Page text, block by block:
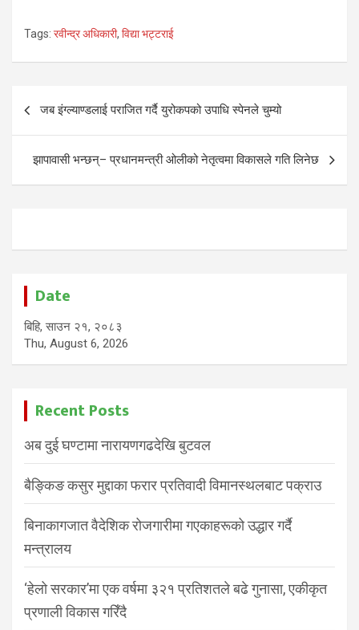
Tags: रवीन्द्र अधिकारी, विद्या भट्टराई
Post
navigation
जब इंग्ल्याण्डलाई पराजित गर्दै युरोकपको उपाधि स्पेनले चुम्यो
झापावासी भन्छन्– प्रधानमन्त्री ओलीको नेतृत्वमा विकासले गति लिनेछ
Date
बिहि, साउन २१, २०८३
Thu, August 6, 2026
Recent Posts
अब दुई घण्टामा नारायणगढदेखि बुटवल
बैङ्किङ कसुर मुद्दाका फरार प्रतिवादी विमानस्थलबाट पक्राउ
बिनाकागजात वैदेशिक रोजगारीमा गएकाहरूको उद्धार गर्दै
मन्त्रालय
‘हेलो सरकार’मा एक वर्षमा ३२१ प्रतिशतले बढे गुनासा, एकीकृत
प्रणाली विकास गरिँदै